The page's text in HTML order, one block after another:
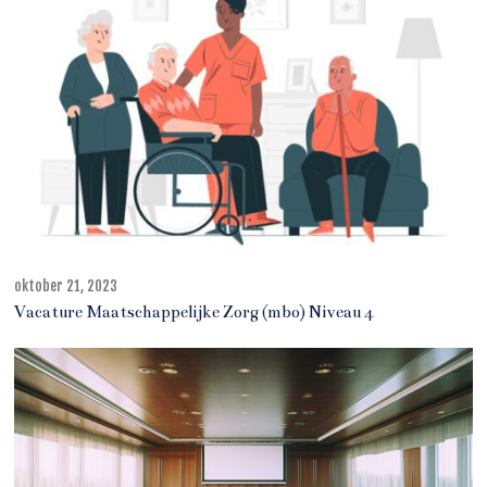
1
0
3
oktober 21, 2023
k
o
b
r
2
1
,
Vacature Maatschappelijke Zorg (mbo) Niveau 4